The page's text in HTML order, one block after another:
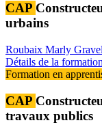
CAP
urbains
Roubaix Marly
Détails de la formation
Formation en
CAP
travaux publics